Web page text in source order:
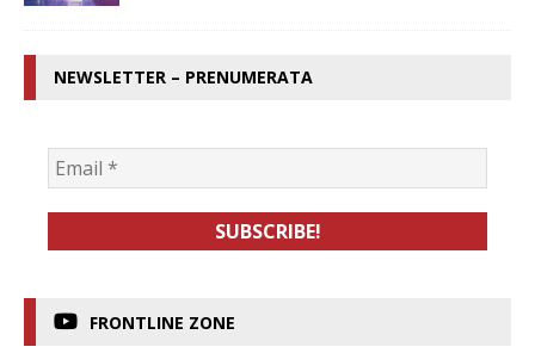
NEWSLETTER – PRENUMERATA
FRONTLINE ZONE